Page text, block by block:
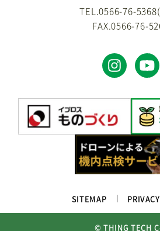
TEL.0566-76-
FAX.0566-76-
SITEMAP
© THING TECH